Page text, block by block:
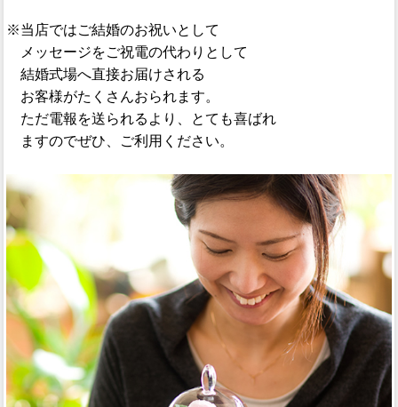
※当店ではご結婚のお祝いとして
メッセージをご祝電の代わりとして
結婚式場へ直接お届けされる
お客様がたくさんおられます。
ただ電報を送られるより、とても喜ばれ
ますのでぜひ、ご利用ください。